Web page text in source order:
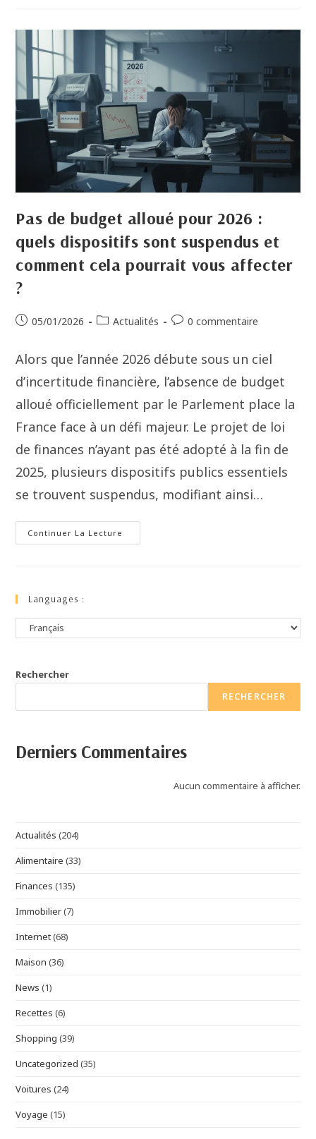
Pas de budget alloué pour 2026 :
quels dispositifs sont suspendus et
comment cela pourrait vous affecter
?
05/01/2026 Actualités 0 commentaire
Alors que l’année 2026 débute sous un ciel
d’incertitude financière, l’absence de budget
alloué officiellement par le Parlement place la
France face à un défi majeur. Le projet de loi
de finances n’ayant pas été adopté à la fin de
2025, plusieurs dispositifs publics essentiels
se trouvent suspendus, modifiant ainsi…
Continuer La Lecture
Languages :
Rechercher
RECHERCHER
Derniers Commentaires
Aucun commentaire à afficher.
Actualités (204)
Alimentaire (33)
Finances (135)
Immobilier(7)
Internet(68)
Maison (36)
News (1)
Recettes (6)
Shopping (39)
Uncategorized (35)
Voitures (24)
Voyage (15)